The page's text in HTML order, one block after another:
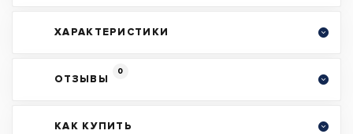
ХАРАКТЕРИСТИКИ
ОТЗЫВЫ
0
КАК КУПИТЬ